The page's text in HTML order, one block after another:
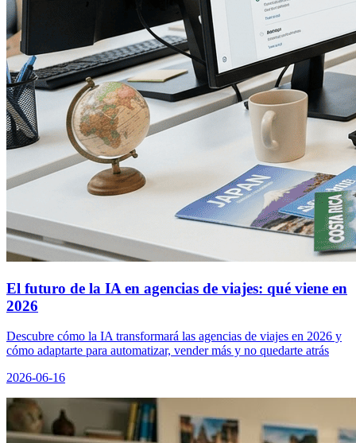
El futuro de la IA en agencias de viajes: qué viene en
2026
Descubre cómo la IA transformará las agencias de viajes en 2026 y
cómo adaptarte para automatizar, vender más y no quedarte atrás
2026-06-16